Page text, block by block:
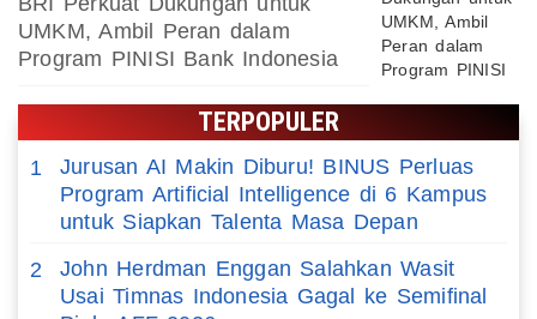
UMKM, Ambil Peran dalam
Program PINISI Bank Indonesia
TERPOPULER
1
Jurusan AI Makin Diburu! BINUS Perluas
Program Artificial Intelligence di 6 Kampus
untuk Siapkan Talenta Masa Depan
2
John Herdman Enggan Salahkan Wasit
Usai Timnas Indonesia Gagal ke Semifinal